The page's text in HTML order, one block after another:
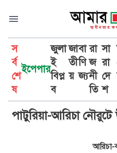
স
র্ব
শে
ষ
ইপেপার
জুলা
ই
বিপ্ল
ব
জা
তী
য়
বা
ণি
জ্য
রা
জ
নী
তি
সা
রা
দে
শ
আরিচা-কাজিরহাট
পাটুরিয়া-আরিচা
আরিচা-